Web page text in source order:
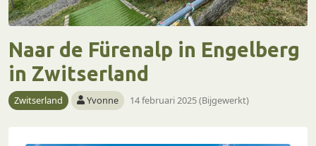
Naar de Fürenalp in Engelberg
in Zwitserland
Zwitserland Yvonne 14 februari 2025 (Bijgewerkt)